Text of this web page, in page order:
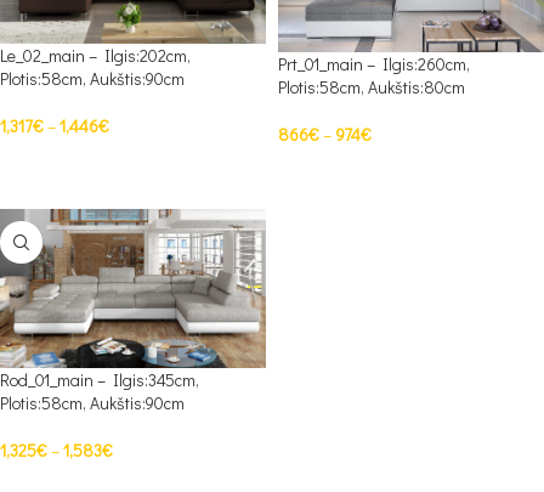
Le_02_main – Ilgis:202cm,
Plotis:58cm, Aukštis:90cm
1,317€–1,446€
Prt_01_main – Ilgis:260cm,
Plotis:58cm, Aukštis:80cm
866€– 974€
Rod_01_main – Ilgis:345cm,
Plotis:58cm, Aukštis:90cm
1,325€–1,583€